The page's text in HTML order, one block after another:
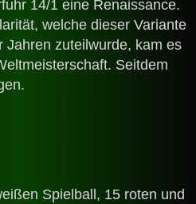
14/1 eine Renaissance.
welche dieser Variante
Jahren zuteilwurde, kam es
Seitdem
Spielball, 15 roten und